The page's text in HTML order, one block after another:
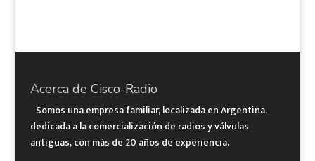
Acerca de Cisco-Radio
Somos una empresa familiar, localizada en Argentina,
dedicada a la comercialización de radios y válvulas
antiguas, con más de 20 años de experiencia.